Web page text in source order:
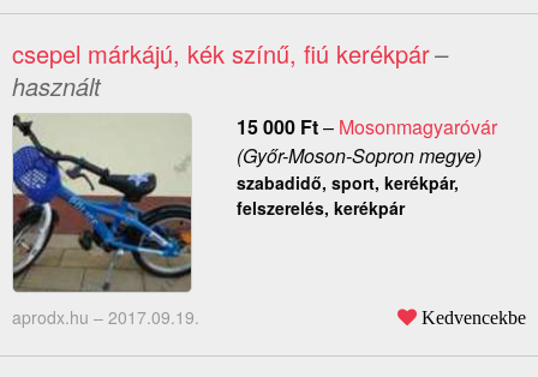
csepel márkájú, kék színű, fiú kerékpár–
használt
15 000 Ft– Mosonmagyaróvár
(Győr-Moson-Sopron megye)
szabadidő, sport, kerékpár,
felszerelés, kerékpár
aprodx.hu – 2017.09.19. Kedvencekbe